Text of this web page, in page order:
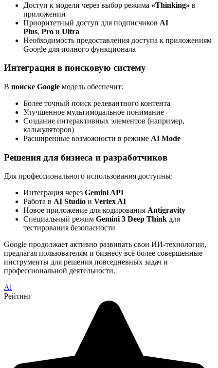
Доступ к модели через выбор режима «Thinking» в
приложении
Приоритетный доступ для подписчиков AI
Plus, Pro и Ultra
Необходимость предоставления доступа к приложениям
Google для полного функционала
Интеграция в поисковую систему
В поиске Google модель обеспечит:
Более точный поиск релевантного контента
Улучшенное мультимодальное понимание
Создание интерактивных элементов (например,
калькуляторов)
Расширенные возможности в режиме AI Mode
Решения для бизнеса и разработчиков
Для профессионального использования доступны:
Интеграция через Gemini API
Работа в AI Studio и Vertex AI
Новое приложение для кодирования Antigravity
Специальный режим Gemini 3 Deep Think для
тестирования безопасности
Google продолжает активно развивать свои ИИ-технологии,
предлагая пользователям и бизнесу всё более совершенные
инструменты для решения повседневных задач и
профессиональной деятельности.
Al
Рейтинг